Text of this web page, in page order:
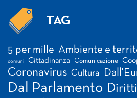
TAG
5 per mille Ambiente e
comuni Cittadinanza Comunicazione
Coronavirus Cultura
Dal Parlamento Diritti